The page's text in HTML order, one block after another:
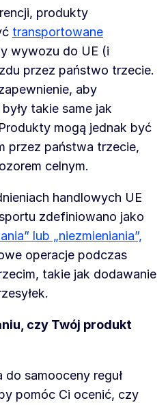
produkty
transportowane
wywozu do UE (i
przez państwo trzecie.
aby
takie same jak
mogą jednak być
przez państwa trzecie,
celnym.
handlowych UE
zdefiniowano jako
lub „niezmieniania”,
operacje podczas
takie jak dodawanie
czy Twój produkt
samooceny reguł
pomóc Ci ocenić, czy